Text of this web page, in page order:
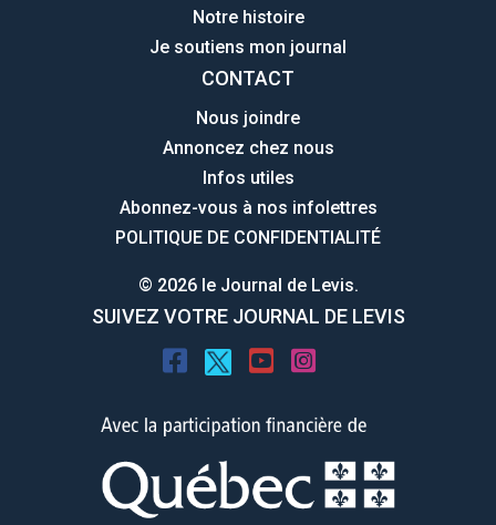
Notre histoire
Je soutiens mon journal
CONTACT
Nous joindre
Annoncez chez nous
Infos utiles
Abonnez-vous à nos infolettres
POLITIQUE DE CONFIDENTIALITÉ
© 2026 le Journal de Levis.
SUIVEZ VOTRE JOURNAL DE LEVIS